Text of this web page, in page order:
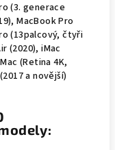
(3. generace
MacBook Pro
(13palcový, čtyři
(2020), iMac
(Retina 4K,
a novější)